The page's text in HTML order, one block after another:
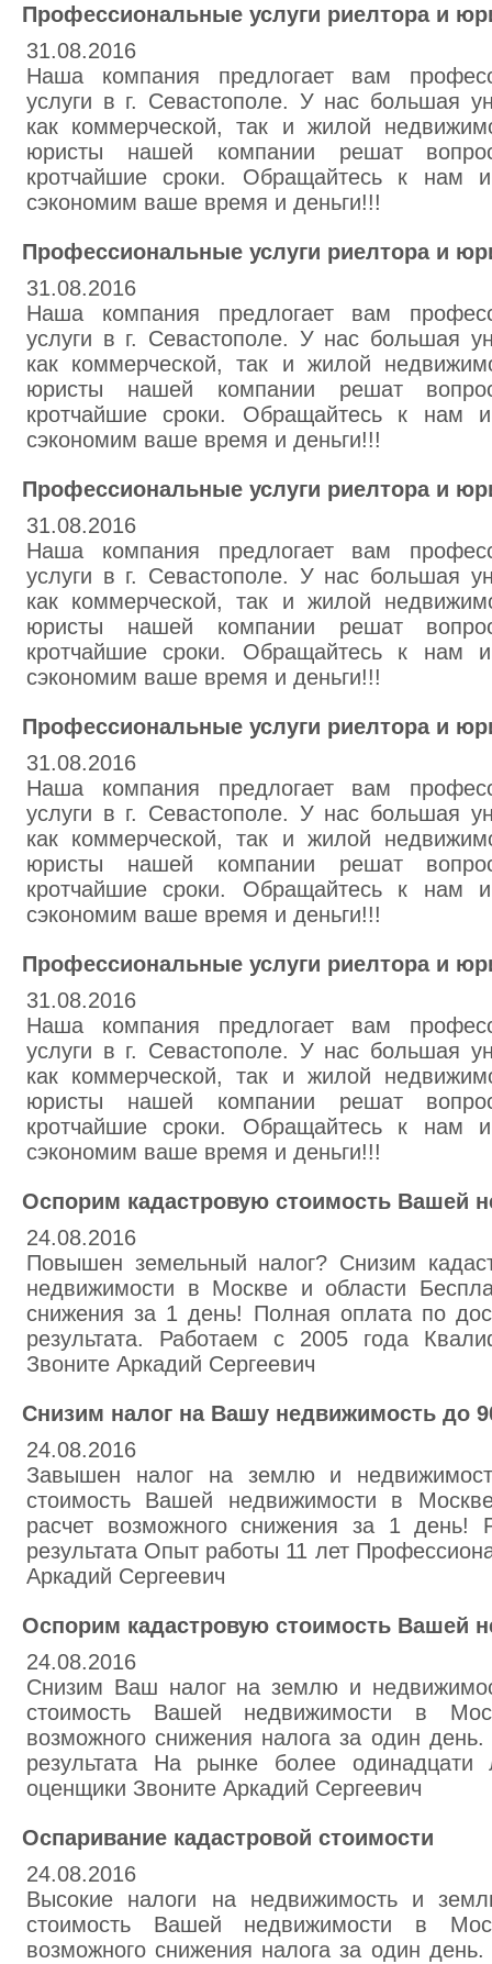
Профессиональные услуги риелтора и
31.08.2016
Наша компания предлогает вам
услуги в г. Севастополе. У нас большая
как коммерческой, так и жилой
юристы нашей компании решат
кротчайшие сроки. Обращайтесь к
сэкономим ваше время и деньги!!!
Профессиональные услуги риелтора и
31.08.2016
Наша компания предлогает вам
услуги в г. Севастополе. У нас большая
как коммерческой, так и жилой
юристы нашей компании решат
кротчайшие сроки. Обращайтесь к
сэкономим ваше время и деньги!!!
Профессиональные услуги риелтора и
31.08.2016
Наша компания предлогает вам
услуги в г. Севастополе. У нас большая
как коммерческой, так и жилой
юристы нашей компании решат
кротчайшие сроки. Обращайтесь к
сэкономим ваше время и деньги!!!
Профессиональные услуги риелтора и
31.08.2016
Наша компания предлогает вам
услуги в г. Севастополе. У нас большая
как коммерческой, так и жилой
юристы нашей компании решат
кротчайшие сроки. Обращайтесь к
сэкономим ваше время и деньги!!!
Профессиональные услуги риелтора и
31.08.2016
Наша компания предлогает вам
услуги в г. Севастополе. У нас большая
как коммерческой, так и жилой
юристы нашей компании решат
кротчайшие сроки. Обращайтесь к
сэкономим ваше время и деньги!!!
Оспорим кадастровую стоимость Вашей
24.08.2016
Повышен земельный налог? Снизим
недвижимости в Москве и области
снижения за 1 день! Полная оплата по
результата. Работаем с 2005 года
Звоните Аркадий Сергеевич
Снизим налог на Вашу недвижимость до
24.08.2016
Завышен налог на землю и
стоимость Вашей недвижимости в
расчет возможного снижения за 1 день!
результата Опыт работы 11 лет
Аркадий Сергеевич
Оспорим кадастровую стоимость Вашей
24.08.2016
Снизим Ваш налог на землю и
стоимость Вашей недвижимости в
возможного снижения налога за один
результата На рынке более одинадцати
оценщики Звоните Аркадий Сергеевич
Оспаривание кадастровой стоимости
24.08.2016
Высокие налоги на недвижимость и
стоимость Вашей недвижимости в
возможного снижения налога за один